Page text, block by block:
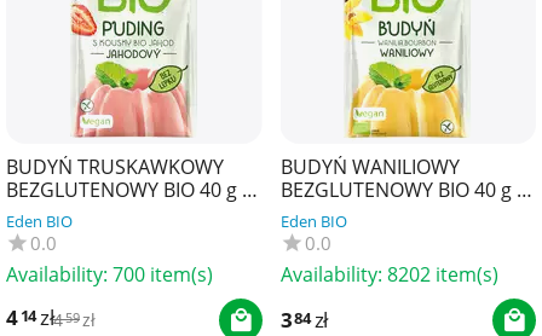
BUDYŃ TRUSKAWKOWY
BEZGLUTENOWY BIO 40 g -
AMYLON
Eden BIO
0.0
Availability: 700 item(s)
414zł459 zł
BUDYŃ WANILIOWY
BEZGLUTENOWY BIO 40 g -
AMYLON
Eden BIO
0.0
Availability: 8202 item(s)
384zł